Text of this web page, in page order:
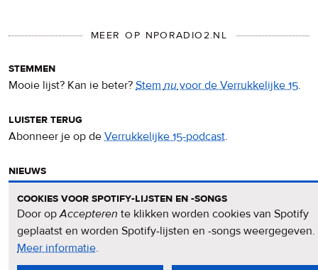
MEER OP NPORADIO2.NL
stemmen
Mooie lijst? Kan ie beter? Stemnuvoor de Verrukkelijke 15.
luister terug
Abonneer je op de Verrukkelijke 15-podcast.
nieuws
nieuwsbrief
Meld je aan voor deVerrukkelijke 15-nieuwsbrief.
cookies voor spotify-lijsten en -songs
Door opAccepteren te klikken worden cookies van Spotify
geplaatst en worden Spotify-lijsten en -songs weergegeven.
Meer informatieover
privacy
.